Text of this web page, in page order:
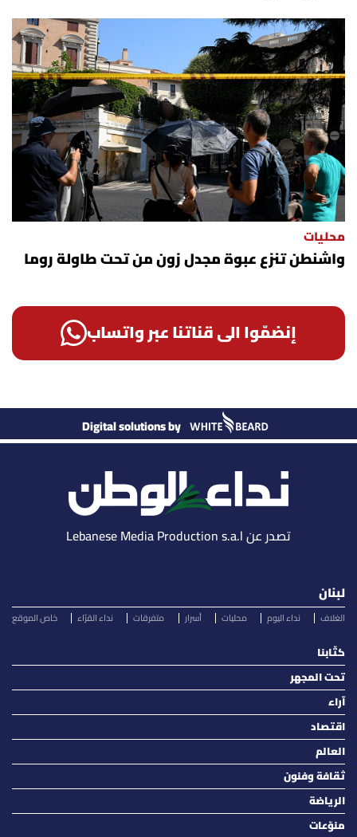
محليات
واشنطن تنزع عبوة مجدل زون من تحت طاولة روما
إنضمّوا الى قناتنا عبر واتساب
Digital solutions by
تصدر عن Lebanese Media Production s.a.l
لبنان
الغلاف نداء اليوم محليات أسرار متفرقات نداء القرّاء خاص الموقع
كتّابنا
تحت المجهر
آراء
اقتصاد
العالم
ثقافة وفنون
الرياضة
منوّعات